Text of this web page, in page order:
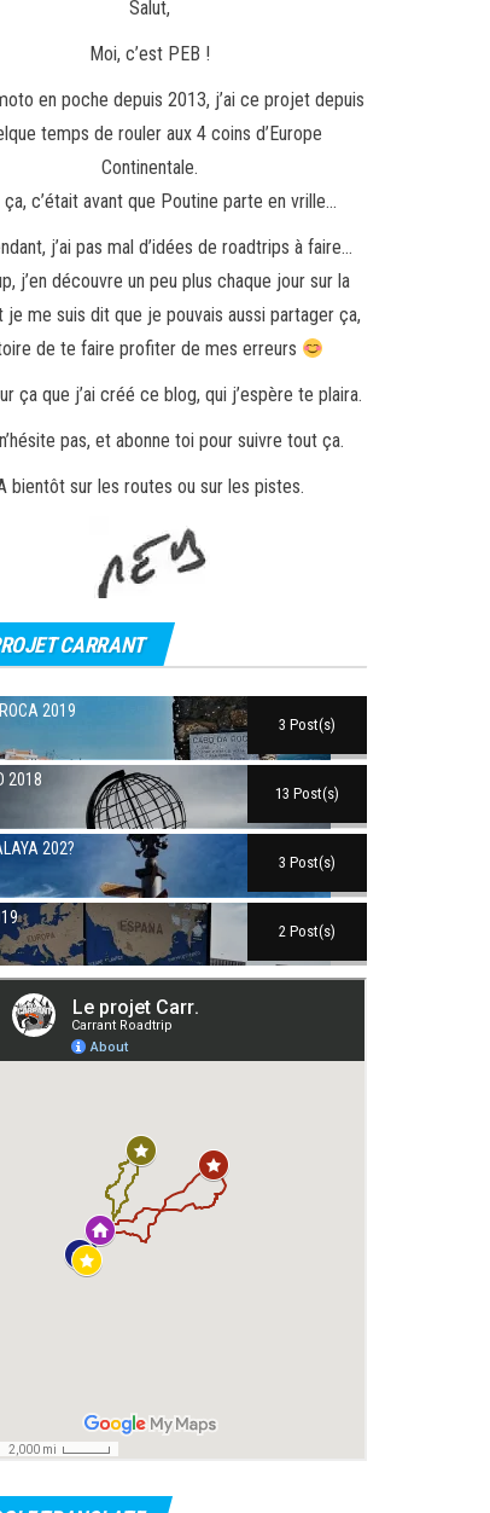
Salut,
Moi, c’est PEB !
en poche depuis 2013, j’ai ce projet depuis
temps de rouler aux 4 coins d’Europe
Continentale.
ça, c’était avant que Poutine parte en vrille…
j’ai pas mal d’idées de roadtrips à faire…
j’en découvre un peu plus chaque jour sur la
je me suis dit que je pouvais aussi partager ça,
de te faire profiter de mes erreurs
ça que j’ai créé ce blog, qui j’espère te plaira.
pas, et abonne toi pour suivre tout ça.
bientôt sur les routes ou sur les pistes.
CARRANT
2019
3 Post(s)
2018
13 Post(s)
202?
3 Post(s)
2 Post(s)